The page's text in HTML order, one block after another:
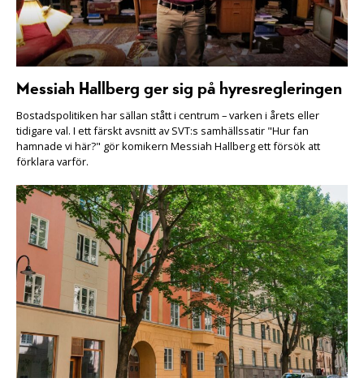
Messiah Hallberg ger sig på hyresregleringen
Bostadspolitiken har sällan stått i centrum – varken i årets eller
tidigare val. I ett färskt avsnitt av SVT:s samhällssatir "Hur fan
hamnade vi här?" gör komikern Messiah Hallberg ett försök att
förklara varför.